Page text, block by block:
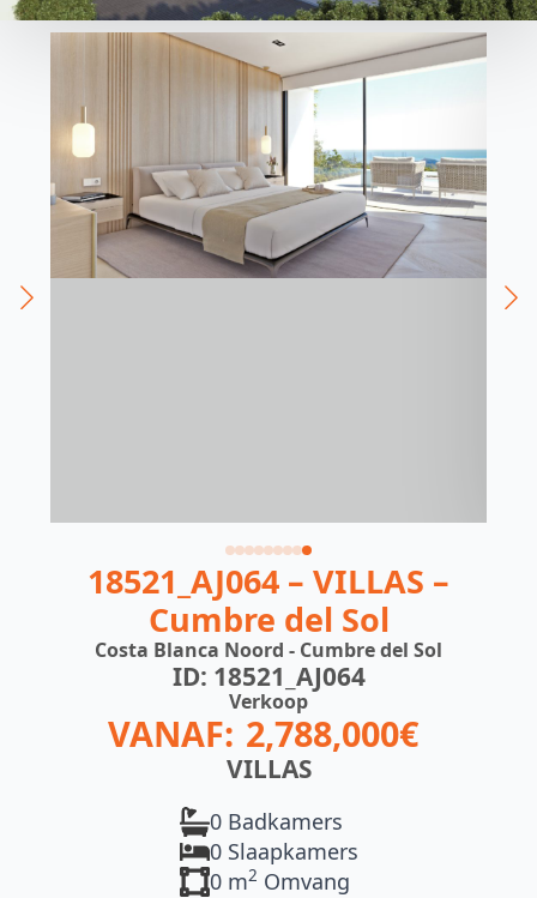
18521_AJ064 – VILLAS –
Cumbre del Sol
Costa Blanca Noord - Cumbre del Sol
ID: 18521_AJ064
Verkoop
VANAF: 2,788,000€
VILLAS
0 Badkamers
0 Slaapkamers
0 m2 Omvang